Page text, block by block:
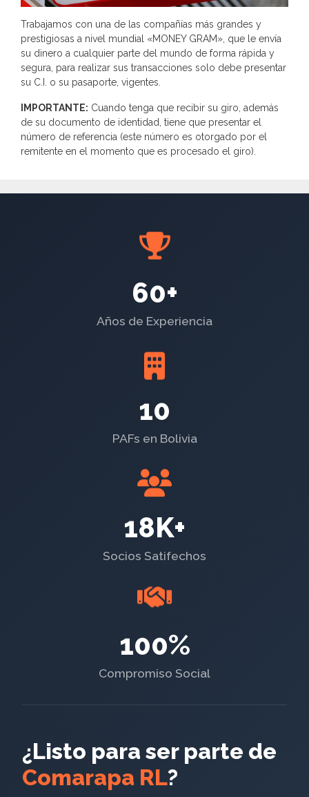
Trabajamos con una de las compañías más grandes y
prestigiosas a nivel mundial «MONEY GRAM», que le envía
su dinero a cualquier parte del mundo de forma rápida y
segura, para realizar sus transacciones solo debe presentar
su C.I. o su pasaporte, vigentes.
IMPORTANTE: Cuando tenga que recibir su giro, además
de su documento de identidad, tiene que presentar el
número de referencia (este número es otorgado por el
remitente en el momento que es procesado el giro).
60+
Años de Experiencia
10
PAFs en Bolivia
18K+
Socios Satifechos
100%
Compromiso Social
¿Listo para ser parte de
Comarapa RL?